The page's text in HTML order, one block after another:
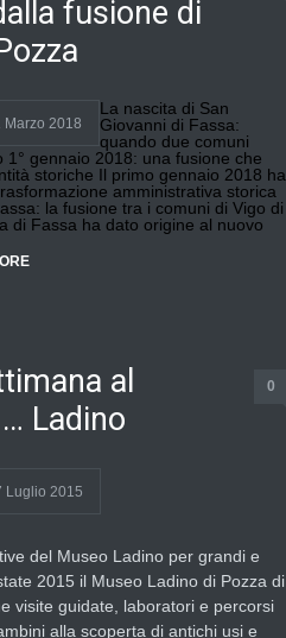
fusione di
Marzo 2018
La nascita di San
Giovanni di Fassa:
quando due comuni
1° gennaio 2018: una fusione che
storiche Il primo gennaio 2018 ha
amministrativa storica
la fusione tra i comuni di Vigo di
di Fassa ha dato origine al nuovo
al
Ladino
0
Luglio 2015
del Museo Ladino per grandi e
2015 il Museo Ladino di Pozza di
visite guidate, laboratori e percorsi
alla scoperta di antichi usi e